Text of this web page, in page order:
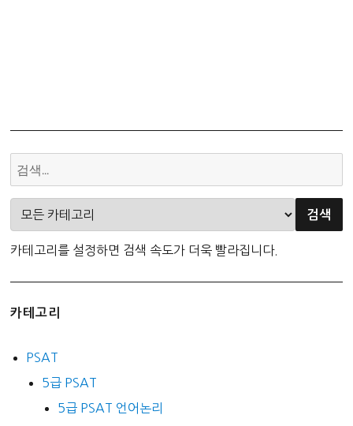
카테고리를 설정하면 검색 속도가 더욱 빨라집니다.
카테고리
PSAT
5급 PSAT
5급 PSAT 언어논리